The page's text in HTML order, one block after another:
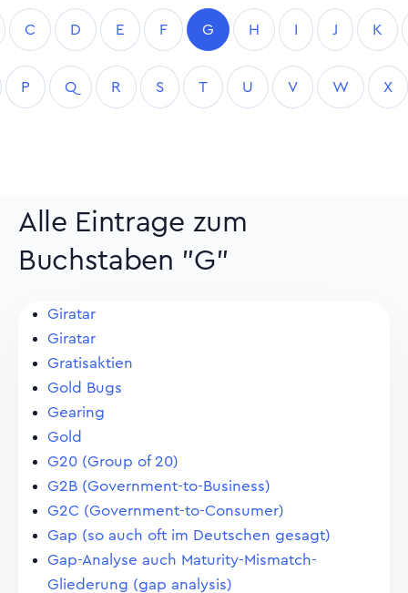
C D E F G H I J K
P Q R S T U V W X
Alle Eintrage zum
Buchstaben "G"
Giratar
Giratar
Gratisaktien
Gold Bugs
Gearing
Gold
G20 (Group of 20)
G2B (Government-to-Business)
G2C (Government-to-Consumer)
Gap (so auch oft im Deutschen gesagt)
Gap-Analyse auch Maturity-Mismatch-
Gliederung (gap analysis)